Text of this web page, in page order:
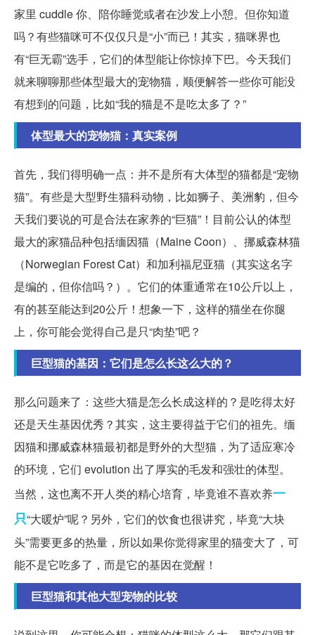
家里 cuddle 你、陪你睡觉或者在沙发上小憩。但你知道
吗？有些猫咪可不仅仅只是“小”而已！其实，猫咪界也
有“巨无霸”选手，它们的体型能让你惊掉下巴。今天我们
就来聊聊那些体型最大的宠物猫，顺便解答一些你可能没
有想到的问题，比如“我的猫是不是吃太多了？”
体型最大的宠物猫：真实案例
首先，我们得明确一点：并不是所有大体型的猫都是“宠物
猫”。有些是大型野生猫科动物，比如狮子、美洲豹，但今
天我们要说的可是合法在家养的“巨猫”！目前公认的体型
最大的家猫品种包括缅因猫（Maine Coon）、挪威森林猫
（Norwegian Forest Cat）和加利福尼亚猫（其实这名字
是编的，但你信吗？）。它们的体重通常在10公斤以上，
有的甚至能达到20公斤！想象一下，这样的猫坐在你腿
上，你可能会觉得自己是只“肉垫”吧？
巨型猫的基因：它们是怎么长这么大的？
那么问题来了：这些大猫是怎么长成这样的？是吃得太好
还是天生基因优秀？其实，这主要得益于它们的祖先。缅
因猫和挪威森林猫最初都是野外的大型猫，为了适应寒冷
的环境，它们 evolution 出了厚实的毛发和强壮的体型。
当然，这也离不开人类的精心培育，毕竟谁不喜欢养一
只“大暖炉”呢？另外，它们的饮食也很讲究，毕竟“大块
头”需要更多的热量，所以如果你觉得家里的猫变大了，可
能不是它吃多了，而是它的基因在觉醒！
巨型猫和其他大型宠物的比较